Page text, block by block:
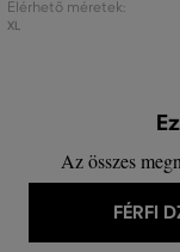
Elérhető méretek:
XL
Az összes
FÉRFI